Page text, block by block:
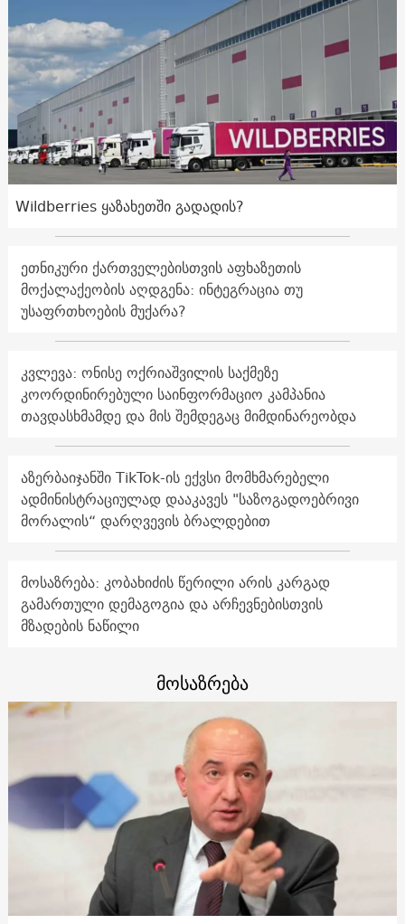
Wildberries ყაზახეთში გადადის?
ეთნიკური ქართველებისთვის აფხაზეთის
მოქალაქეობის აღდგენა: ინტეგრაცია თუ
უსაფრთხოების მუქარა?
კვლევა: ონისე ოქრიაშვილის საქმეზე
კოორდინირებული საინფორმაციო კამპანია
თავდასხმამდე და მის შემდეგაც მიმდინარეობდა
აზერბაიჯანში TikTok-ის ექვსი მომხმარებელი
ადმინისტრაციულად დააკავეს "საზოგადოებრივი
მორალის“ დარღვევის ბრალდებით
მოსაზრება: კობახიძის წერილი არის კარგად
გამართული დემაგოგია და არჩევნებისთვის
მზადების ნაწილი
მოსაზრება